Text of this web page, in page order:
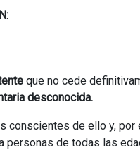
que no cede
desconocida.
conscientes de ello y,
personas de todas las